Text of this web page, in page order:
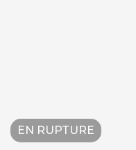
EN RUPTURE